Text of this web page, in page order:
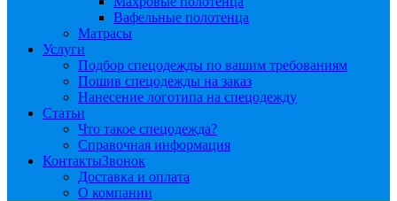
Вафельные полотенца
Матрасы
Услуги
Подбор спецодежды по вашим требованиям
Пошив спецодежды на заказ
Нанесение логотипа на спецодежду
Статьи
Что такое спецодежда?
Справочная информация
КонтактыЗвонок
Доставка и оплата
О компании